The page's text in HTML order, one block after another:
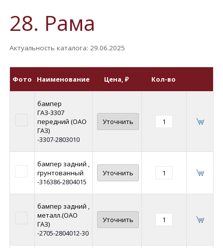
28. Рама
Актуальность каталога: 29.06.2025
Фото Наименование Цена, ₽ Кол-во
бампер
ГАЗ-3307
передний (ОАО
ГАЗ)
-3307-2803010
Уточнить
бампер задний ,
грунтованный
-316386-2804015
Уточнить
бампер задний ,
металл.(ОАО
ГАЗ)
-2705-2804012-30
Уточнить